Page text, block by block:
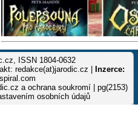
ISSN 1804-0632
redakce(at)jarodic.cz |
Inzerce:
a ochrana soukromí | pg(2153)
osobních údajů